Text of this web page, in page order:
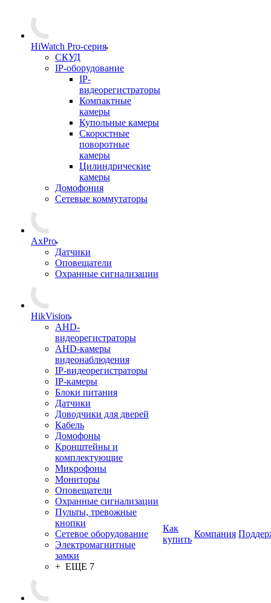
HiWatch Pro-серия
CКУД
IP-оборудование
IP-
видеорегистраторы
Компактные
камеры
Купольные камеры
Скоростные
поворотные
камеры
Цилиндрические
камеры
Домофония
Сетевые коммутаторы
AxPro
Датчики
Оповещатели
Охранные сигнализации
HikVision
AHD-
видеорегистраторы
AHD-камеры
видеонаблюдения
IP-видеорегистраторы
IP-камеры
Блоки питания
Датчики
Доводчики для дверей
Кабель
Домофоны
Кронштейны и
комплектующие
Микрофоны
Мониторы
Оповещатели
Охранные сигнализации
Пульты, тревожные
кнопки
Сетевое оборудование
Электромагнитные
замки
+ ЕЩЕ 7
Как
купить
Компания